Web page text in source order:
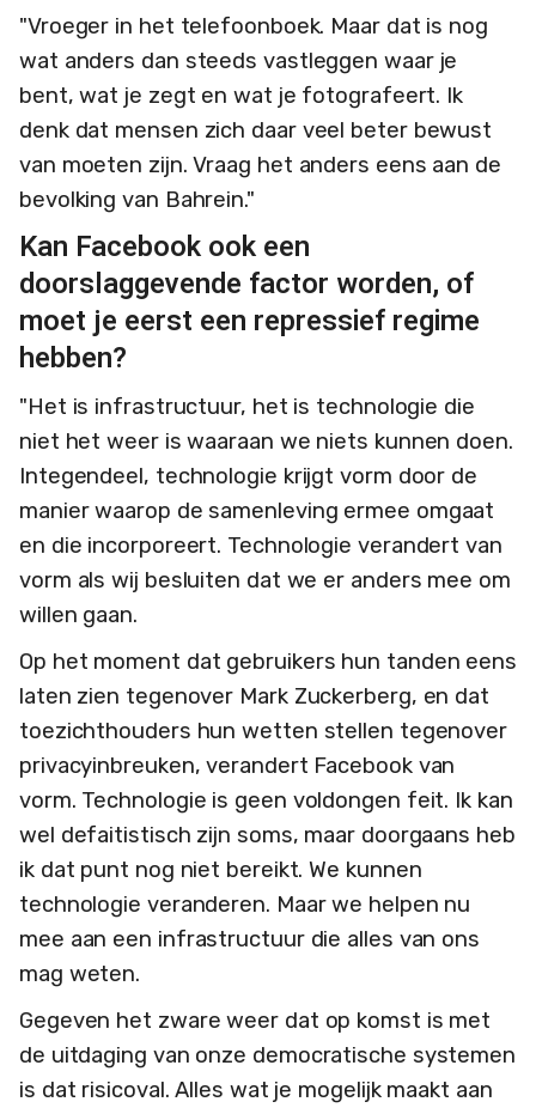
"Vroeger in het telefoonboek. Maar dat is nog
wat anders dan steeds vastleggen waar je
bent, wat je zegt en wat je fotografeert. Ik
denk dat mensen zich daar veel beter bewust
van moeten zijn. Vraag het anders eens aan de
bevolking van Bahrein."
Kan Facebook ook een
doorslaggevende factor worden, of
moet je eerst een repressief regime
hebben?
"Het is infrastructuur, het is technologie die
niet het weer is waaraan we niets kunnen doen.
Integendeel, technologie krijgt vorm door de
manier waarop de samenleving ermee omgaat
en die incorporeert. Technologie verandert van
vorm als wij besluiten dat we er anders mee om
willen gaan.
Op het moment dat gebruikers hun tanden eens
laten zien tegenover Mark Zuckerberg, en dat
toezichthouders hun wetten stellen tegenover
privacyinbreuken, verandert Facebook van
vorm. Technologie is geen voldongen feit. Ik kan
wel defaitistisch zijn soms, maar doorgaans heb
ik dat punt nog niet bereikt. We kunnen
technologie veranderen. Maar we helpen nu
mee aan een infrastructuur die alles van ons
mag weten.
Gegeven het zware weer dat op komst is met
de uitdaging van onze democratische systemen
is dat risicoval. Alles wat je mogelijk maakt aan